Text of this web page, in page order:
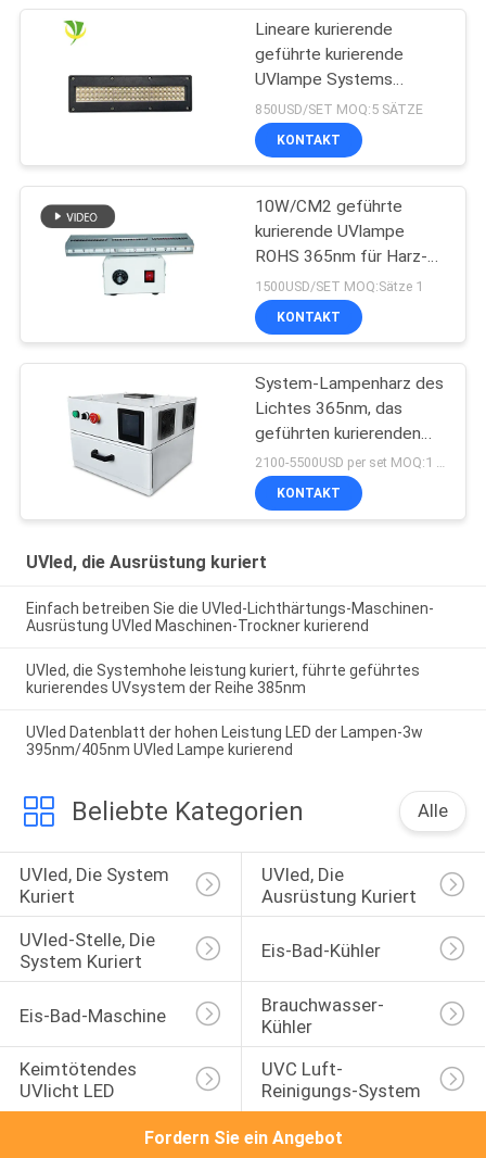
Lineare kurierende
geführte kurierende
UVlampe Systems
365nm 395nm 405nm
Shenzhens 1200w
850USD/SET MOQ:5 SÄTZE
KONTAKT
10W/CM2 geführte
kurierende UVlampe
ROHS 365nm für Harz-
Beschichtung
1500USD/SET MOQ:Sätze 1
KONTAKT
System-Lampenharz des
Lichtes 365nm, das
geführten kurierenden
UVofen des Kastens
405nm trocknet
2100-5500USD per set MOQ:1 Satz
KONTAKT
UVled, die Ausrüstung kuriert
Einfach betreiben Sie die UVled-Lichthärtungs-Maschinen-
Ausrüstung UVled Maschinen-Trockner kurierend
UVled, die Systemhohe leistung kuriert, führte geführtes
kurierendes UVsystem der Reihe 385nm
UVled Datenblatt der hohen Leistung LED der Lampen-3w
395nm/405nm UVled Lampe kurierend
Beliebte Kategorien Alle
UVled, Die System
Kuriert
UVled, Die
Ausrüstung Kuriert
UVled-Stelle, Die
System Kuriert
Eis-Bad-Kühler
Eis-Bad-Maschine
Brauchwasser-
Kühler
Keimtötendes
UVlicht LED
UVC Luft-
Reinigungs-System
Fordern Sie ein Angebot